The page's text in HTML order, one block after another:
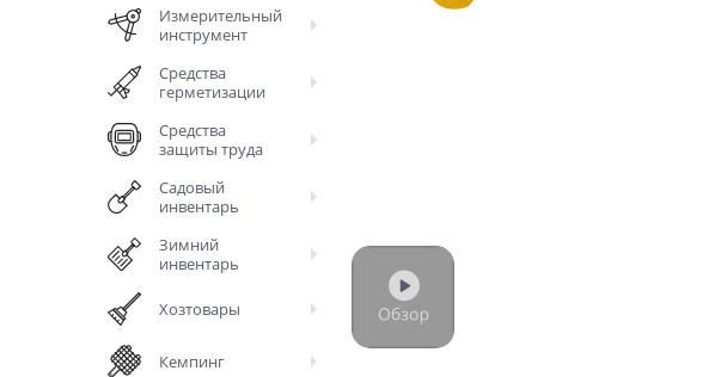
Измерительный
инструмент
Средства
герметизации
Средства
защиты труда
Садовый
инвентарь
Зимний
инвентарь
Хозтовары
Кемпинг